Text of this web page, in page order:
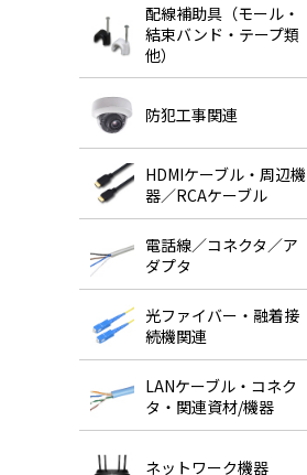
配線補助具（モール・
結束バンド・テープ類
他）
防犯工事関連
HDMIケーブル・周辺機
器／RCAケーブル
電話線／コネクタ／ア
ダプタ
光ファイバー・融着接
続機関連
LANケーブル・コネク
タ・関連資材/機器
ネットワーク機器